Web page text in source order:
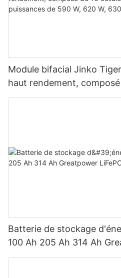
Module bifacial Jinko
haut rendement,
BB, pour des puissances
Batterie de stockage
100 Ah 205 Ah 314 Ah
Wh-5120 Wh IP65